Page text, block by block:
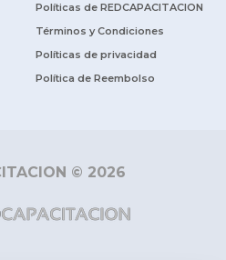
Políticas de REDCAPACITACION
Términos y Condiciones
Políticas de privacidad
Política de Reembolso
© 2026